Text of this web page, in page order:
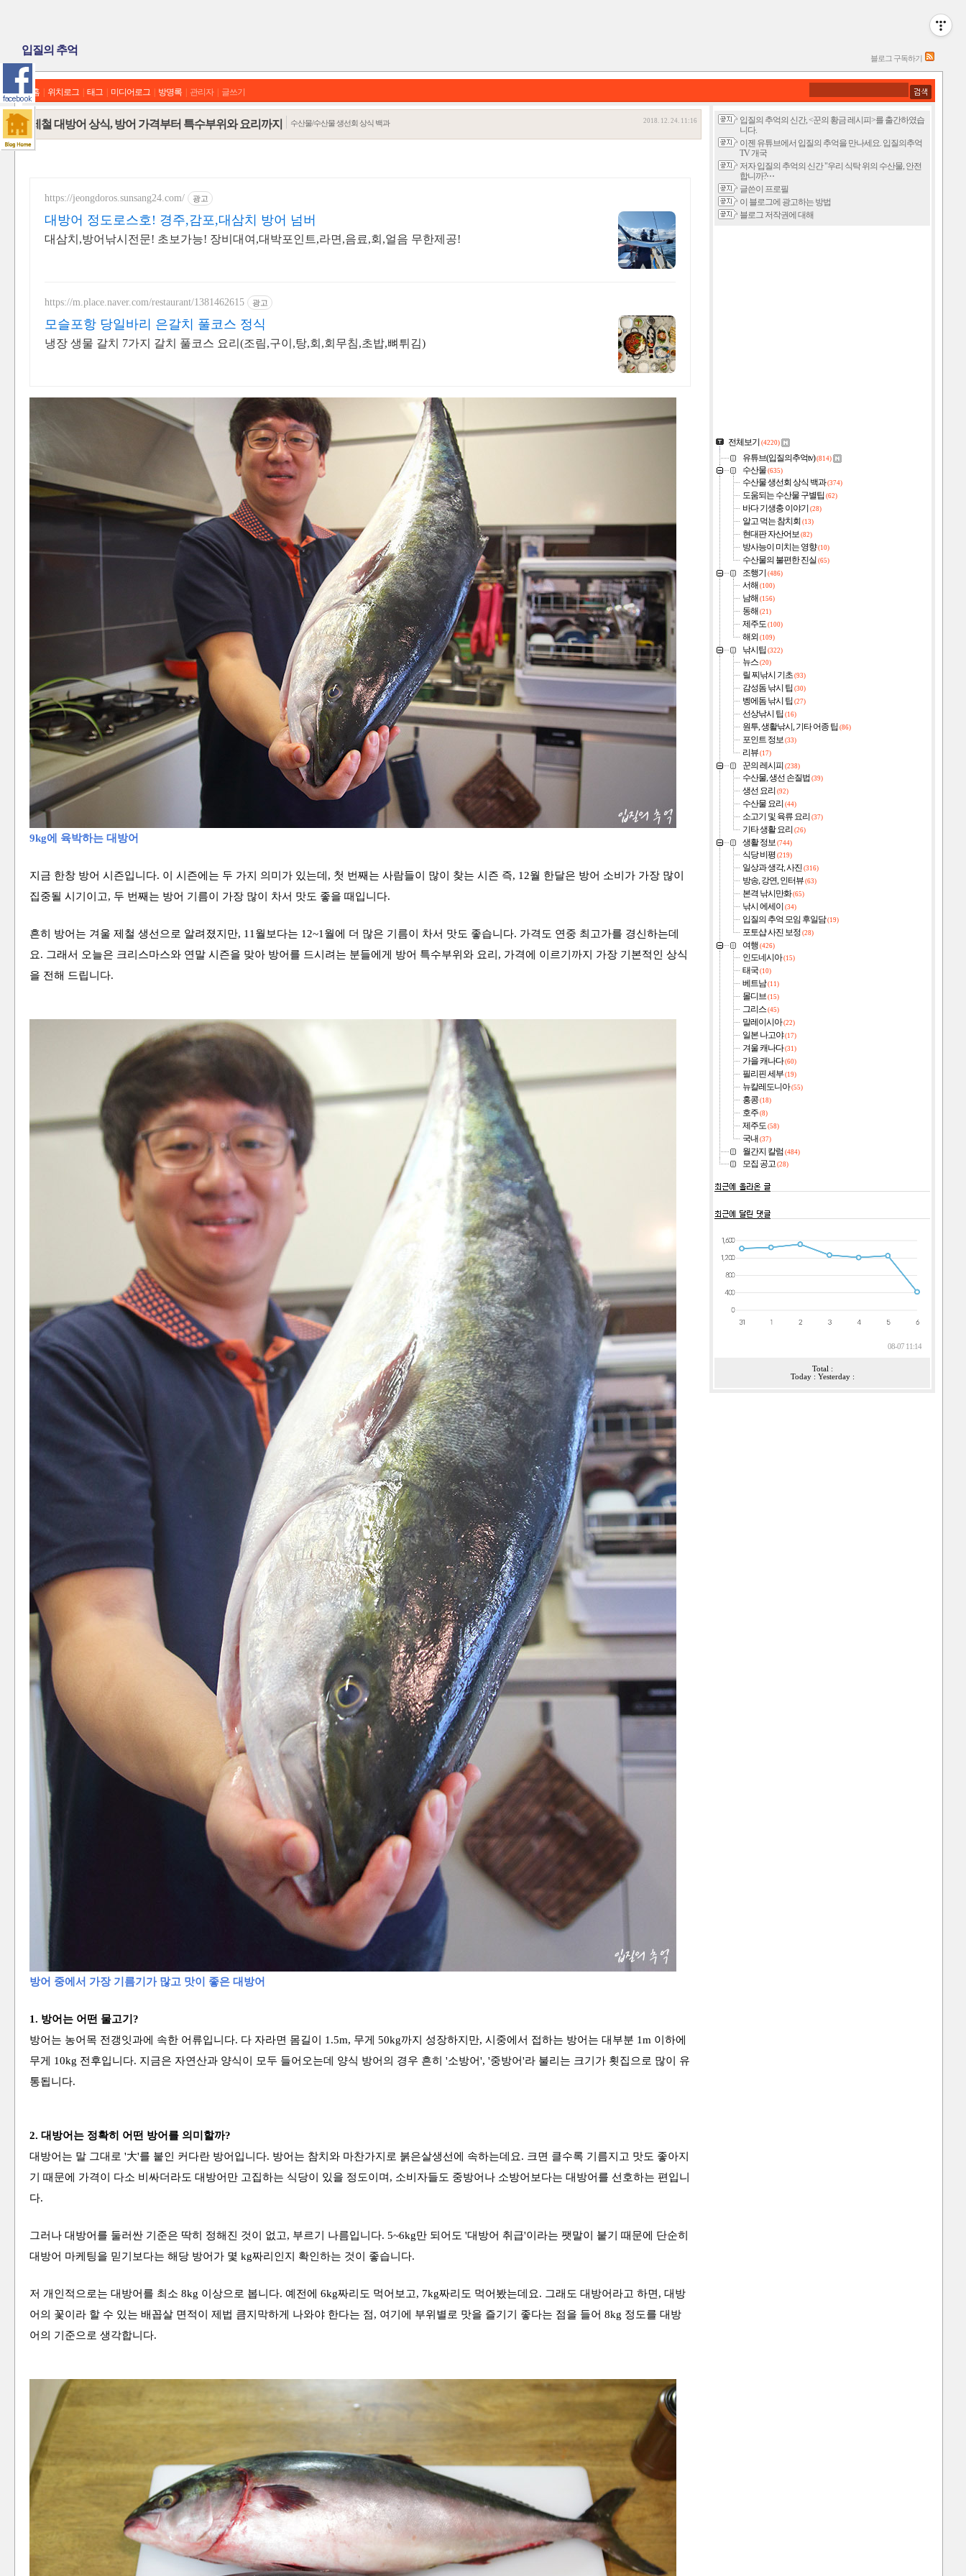
입질의 추억
블로그 구독하기
홈 위치로그 태그 미디어로그 방명록 관리자 글쓰기
제철 대방어 상식, 방어 가격부터 특수부위와 요리까지 수산물/수산물 생선회 상식 백과 2018. 12. 24. 11:16
https://jeongdoros.sunsang24.com/ 광고
대방어 정도로스호! 경주,감포,대삼치 방어 넘버
대삼치,방어낚시전문! 초보가능! 장비대여,대박포인트,라면,음료,회,얼음 무한제공!
https://m.place.naver.com/restaurant/1381462615 광고
모슬포항 당일바리 은갈치 풀코스 정식
냉장 생물 갈치 7가지 갈치 풀코스 요리(조림,구이,탕,회,회무침,초밥,뼈튀김)
9kg에 육박하는 대방어
지금 한창 방어 시즌입니다. 이 시즌에는 두 가지 의미가 있는데, 첫 번째는 사람들이 많이 찾는 시즌 즉, 12월 한달은 방어 소비가 가장 많이
집중될 시기이고, 두 번째는 방어 기름이 가장 많이 차서 맛도 좋을 때입니다.
흔히 방어는 겨울 제철 생선으로 알려졌지만, 11월보다는 12~1월에 더 많은 기름이 차서 맛도 좋습니다. 가격도 연중 최고가를 경신하는데
요. 그래서 오늘은 크리스마스와 연말 시즌을 맞아 방어를 드시려는 분들에게 방어 특수부위와 요리, 가격에 이르기까지 가장 기본적인 상식
을 전해 드립니다.
방어 중에서 가장 기름기가 많고 맛이 좋은 대방어
1. 방어는 어떤 물고기?
방어는 농어목 전갱잇과에 속한 어류입니다. 다 자라면 몸길이 1.5m, 무게 50kg까지 성장하지만, 시중에서 접하는 방어는 대부분 1m 이하에
무게 10kg 전후입니다. 지금은 자연산과 양식이 모두 들어오는데 양식 방어의 경우 흔히 '소방어', '중방어'라 불리는 크기가 횟집으로 많이 유
통됩니다.
2. 대방어는 정확히 어떤 방어를 의미할까?
대방어는 말 그대로 '大'를 붙인 커다란 방어입니다. 방어는 참치와 마찬가지로 붉은살생선에 속하는데요. 크면 클수록 기름지고 맛도 좋아지
기 때문에 가격이 다소 비싸더라도 대방어만 고집하는 식당이 있을 정도이며, 소비자들도 중방어나 소방어보다는 대방어를 선호하는 편입니
다.
그러나 대방어를 둘러싼 기준은 딱히 정해진 것이 없고, 부르기 나름입니다. 5~6kg만 되어도 '대방어 취급'이라는 팻말이 붙기 때문에 단순히
대방어 마케팅을 믿기보다는 해당 방어가 몇 kg짜리인지 확인하는 것이 좋습니다.
저 개인적으로는 대방어를 최소 8kg 이상으로 봅니다. 예전에 6kg짜리도 먹어보고, 7kg짜리도 먹어봤는데요. 그래도 대방어라고 하면, 대방
어의 꽃이라 할 수 있는 배꼽살 면적이 제법 큼지막하게 나와야 한다는 점, 여기에 부위별로 맛을 즐기기 좋다는 점을 들어 8kg 정도를 대방
어의 기준으로 생각합니다.
입질의 추억의 신간, <꾼의 황금 레시피>를 출간하였습
니다.
이젠 유튜브에서 입질의 추억을 만나세요. 입질의추억
TV 개국
저자 입질의 추억의 신간 "우리 식탁 위의 수산물, 안전
합니까?⋯
글쓴이 프로필
이 블로그에 광고하는 방법
블로그 저작권에 대해
전체보기 (4220)
유튜브(입질의추억tv)(814)
수산물 (635)
수산물 생선회 상식 백과(374)
도움되는 수산물 구별팁 (62)
바다 기생충 이야기 (28)
알고 먹는 참치회 (13)
현대판 자산어보 (82)
방사능이 미치는 영향(10)
수산물의 불편한 진실 (65)
조행기 (486)
서해 (100)
남해 (156)
동해 (21)
제주도 (100)
해외 (109)
낚시팁(322)
뉴스 (20)
릴 찌낚시 기초 (93)
감성돔 낚시 팁 (30)
벵에돔 낚시 팁 (27)
선상낚시 팁 (16)
원투, 생활낚시, 기타 어종 팁 (86)
포인트 정보 (33)
리뷰 (17)
꾼의 레시피 (238)
수산물, 생선 손질법 (39)
생선 요리 (92)
수산물 요리 (44)
소고기 및 육류 요리 (37)
기타 생활 요리 (26)
생활 정보 (744)
식당 비평 (219)
일상과 생각, 사진 (316)
방송, 강연, 인터뷰 (63)
본격 낚시만화(65)
낚시 에세이 (34)
입질의 추억 모임 후일담(19)
포토샵 사진 보정 (28)
여행 (426)
인도네시아(15)
태국 (10)
베트남(11)
몰디브 (15)
그리스 (45)
말레이시아(22)
일본 나고야(17)
겨울 캐나다(31)
가을 캐나다(60)
필리핀 세부 (19)
뉴칼레도니아(55)
홍콩 (18)
호주 (8)
제주도 (58)
국내 (37)
월간지 칼럼 (484)
모집 공고 (28)
최근에 올라온 글
최근에 달린 댓글
08-07 11:14
Total :
Today : Yesterday :